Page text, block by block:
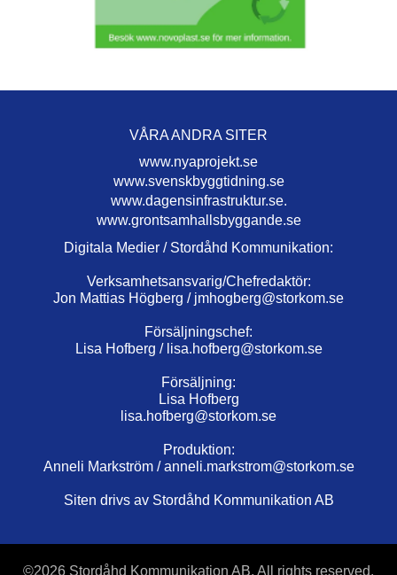
VÅRA ANDRA SITER
www.nyaprojekt.se
www.svenskbyggtidning.se
www.dagensinfrastruktur.se.
www.grontsamhallsbyggande.se
Digitala Medier / Stordåhd Kommunikation:
Verksamhetsansvarig/Chefredaktör:
Jon Mattias Högberg / jmhogberg@storkom.se
Försäljningschef:
Lisa Hofberg / lisa.hofberg@storkom.se
Försäljning:
Lisa Hofberg
lisa.hofberg@storkom.se
Produktion:
Anneli Markström /anneli.markstrom@storkom.se
Siten drivs av Stordåhd Kommunikation AB
©2026 Stordåhd Kommunikation AB, All rights reserved.